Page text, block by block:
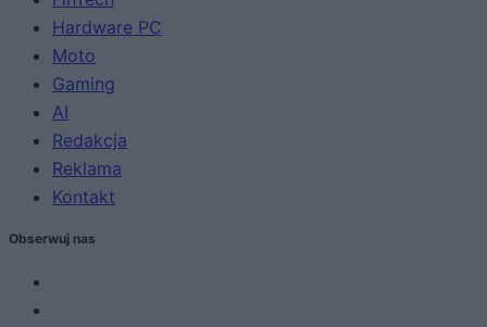
Hardware PC
Moto
Gaming
AI
Redakcja
Reklama
Kontakt
Obserwuj nas